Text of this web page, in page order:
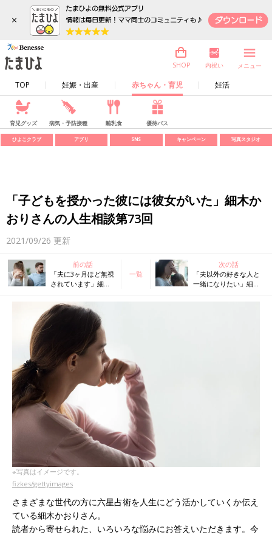
×
TOP 妊娠・出産 赤ちゃん・育児 妊活
SHOP 内祝い メニュー
育児グッズ 病気・予防接種 離乳食 優待パス
ひよこクラブ アプリ SNS キャンペーン 写真スタジオ
「子どもを授かった彼には彼女がいた」細木か
おりさんの人生相談第73回
2021/09/26 更新
前の話
「夫に3ヶ月ほど無視
されています」細木
談第72回
一覧
次の話
「夫以外の好きな人と
一緒になりたい」細木
※写真はイメージです。
fizkes/gettyimages
さまざまな世代の方に六星占術を人生にどう活かしていくか伝え
ている細木かおりさん。
読者から寄せられた、いろいろな悩みにお答えいただきます。今